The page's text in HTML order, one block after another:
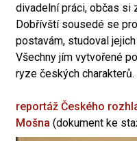
divadelní práci, občas si
Dobřívští sousedé se
postavám, studoval
Všechny jím vytvořené
ryze českých charakterů.
reportáž Českého
Mošna (dokument ke